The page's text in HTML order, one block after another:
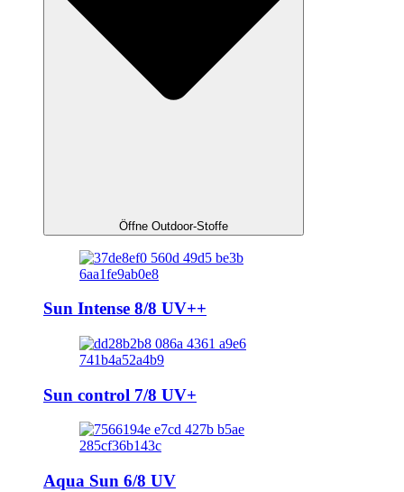
Öffne Outdoor-Stoffe
Sun Intense 8/8 UV++
Sun control 7/8 UV+
Aqua Sun 6/8 UV